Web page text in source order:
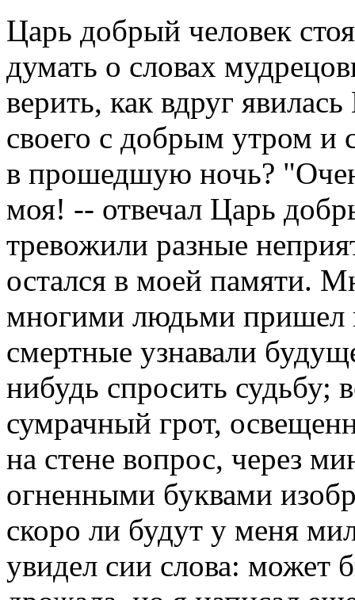
Царь добрый человек
думать о словах
верить, как вдруг
своего с добрым утром и
в прошедшую ночь?
моя! -- отвечал Царь
тревожили разные
остался в моей памяти.
многими людьми пришел
смертные узнавали
нибудь спросить судьбу;
сумрачный грот,
на стене вопрос, через
огненными буквами
скоро ли будут у меня
увидел сии слова: может